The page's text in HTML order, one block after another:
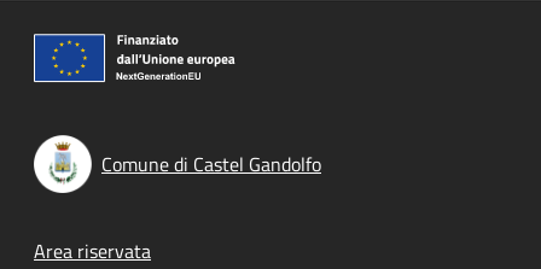
Comune di Castel Gandolfo
Footer menu
Area riservata